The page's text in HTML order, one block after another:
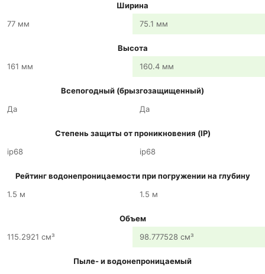
Ширина
77 мм
75.1 мм
Высота
161 мм
160.4 мм
Всепогодный (брызгозащищенный)
Да
Да
Степень защиты от проникновения (IP)
ip68
ip68
Рейтинг водонепроницаемости при погружении на глубину
1.5 м
1.5 м
Объем
115.2921 см³
98.777528 см³
Пыле- и водонепроницаемый